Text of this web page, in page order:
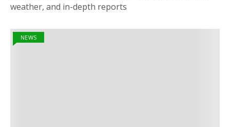
weather, and in-depth reports
NEWS